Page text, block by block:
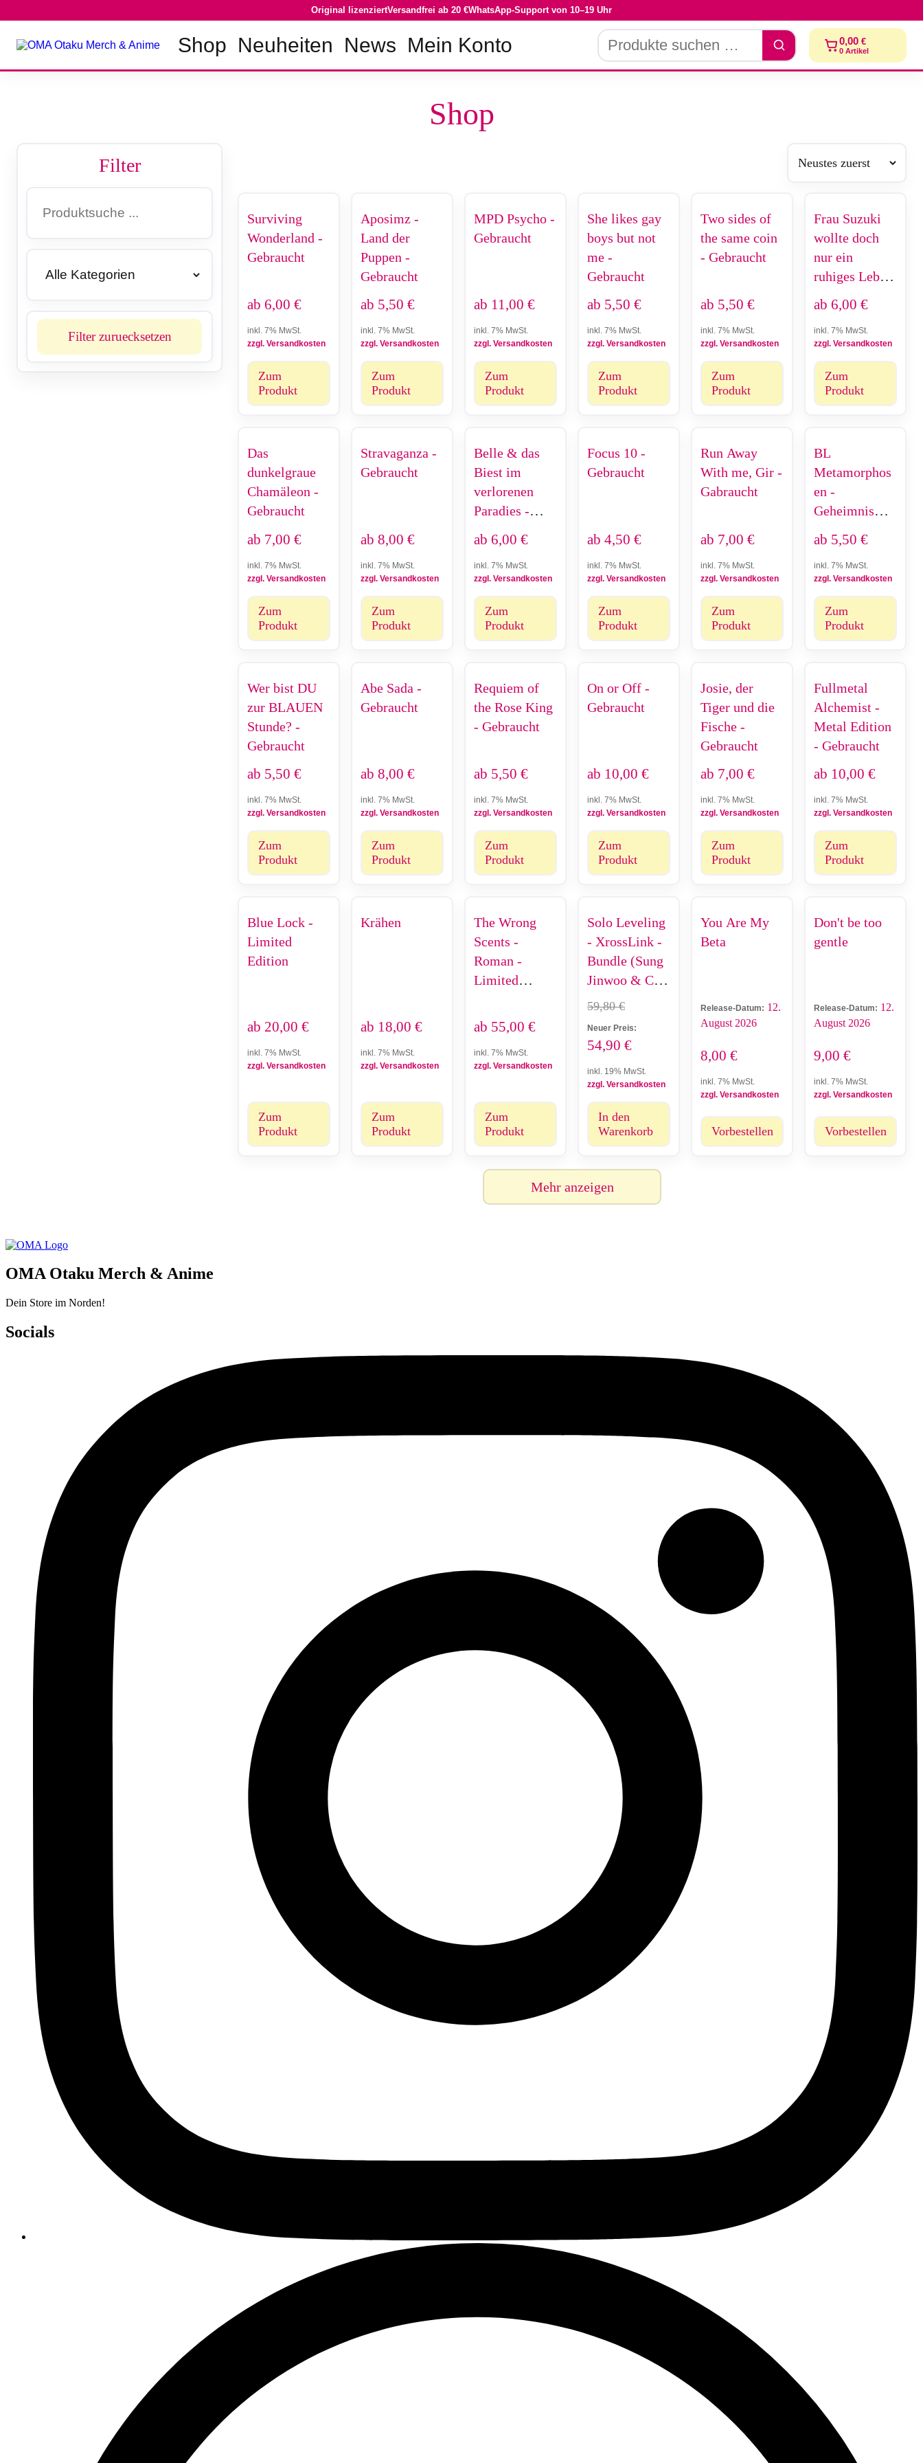
Inhalt
Original lizenziertVersandfrei ab 20 €WhatsApp-Support von 10–19 Uhr
Shop Neuheiten News Mein Konto
Produkte
suchen
0,00 €
0Artikel
Shop
Filter
Filter zuruecksetzen
Surviving
Wonderland -
Gebraucht
ab 6,00 €
inkl. 7% MwSt.
zzgl. Versandkosten
Zum
Produkt
Aposimz -
Land der
Puppen -
Gebraucht
ab 5,50 €
inkl. 7% MwSt.
zzgl. Versandkosten
Zum
Produkt
MPD Psycho -
Gebraucht
ab 11,00 €
inkl. 7% MwSt.
zzgl. Versandkosten
Zum
Produkt
She likes gay
boys but not
me -
Gebraucht
ab 5,50 €
inkl. 7% MwSt.
zzgl. Versandkosten
Zum
Produkt
Two sides of
the same coin
- Gebraucht
ab 5,50 €
inkl. 7% MwSt.
zzgl. Versandkosten
Zum
Produkt
Frau Suzuki
wollte doch
nur ein
ruhiges Leben
- Gebraucht
ab 6,00 €
inkl. 7% MwSt.
zzgl. Versandkosten
Zum
Produkt
Das
dunkelgraue
Chamäleon -
Gebraucht
ab 7,00 €
inkl. 7% MwSt.
zzgl. Versandkosten
Zum
Produkt
Stravaganza -
Gebraucht
ab 8,00 €
inkl. 7% MwSt.
zzgl. Versandkosten
Zum
Produkt
Belle & das
Biest im
verlorenen
Paradies -
ab 6,00 €
inkl. 7% MwSt.
zzgl. Versandkosten
Zum
Produkt
Focus 10 -
Gebraucht
ab 4,50 €
inkl. 7% MwSt.
zzgl. Versandkosten
Zum
Produkt
Run Away
With me, Gir -
Gabraucht
ab 7,00 €
inkl. 7% MwSt.
zzgl. Versandkosten
Zum
Produkt
BL
Metamorphos
en -
Geheimnis
Freundschaft -
Gebraucht
ab 5,50 €
inkl. 7% MwSt.
zzgl. Versandkosten
Zum
Produkt
Wer bist DU
zur BLAUEN
Stunde? -
Gebraucht
ab 5,50 €
inkl. 7% MwSt.
zzgl. Versandkosten
Zum
Produkt
Abe Sada -
Gebraucht
ab 8,00 €
inkl. 7% MwSt.
zzgl. Versandkosten
Zum
Produkt
Requiem of
the Rose King
- Gebraucht
ab 5,50 €
inkl. 7% MwSt.
zzgl. Versandkosten
Zum
Produkt
On or Off -
Gebraucht
ab 10,00 €
inkl. 7% MwSt.
zzgl. Versandkosten
Zum
Produkt
Josie, der
Tiger und die
Fische -
Gebraucht
ab 7,00 €
inkl. 7% MwSt.
zzgl. Versandkosten
Zum
Produkt
Fullmetal
Alchemist -
Metal Edition
- Gebraucht
ab 10,00 €
inkl. 7% MwSt.
zzgl. Versandkosten
Zum
Produkt
Blue Lock -
Limited
Edition
ab 20,00 €
inkl. 7% MwSt.
zzgl. Versandkosten
Zum
Produkt
Krähen
ab 18,00 €
inkl. 7% MwSt.
zzgl. Versandkosten
Zum
Produkt
The Wrong
Scents -
Roman -
Limited
ab 55,00 €
inkl. 7% MwSt.
zzgl. Versandkosten
Zum
Produkt
Solo Leveling
- XrossLink -
Bundle (Sung
Jinwoo & Cha
Hae-In)
59,80€
Neuer Preis:
54,90 €
inkl. 19% MwSt.
zzgl. Versandkosten
In den
Warenkorb
You Are My
Beta
Release-Datum: 12.
August 2026
8,00 €
inkl. 7% MwSt.
zzgl. Versandkosten
Vorbestellen
Don't be too
gentle
Release-Datum: 12.
August 2026
9,00 €
inkl. 7% MwSt.
zzgl. Versandkosten
Vorbestellen
Mehr anzeigen
OMA Otaku Merch & Anime
Dein Store im Norden!
Socials